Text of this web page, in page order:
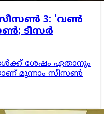
സീസൺ 3: 'വൺ
ടീസർ
ശേഷം ഏതാനും
മൂന്നാം സീസൺ